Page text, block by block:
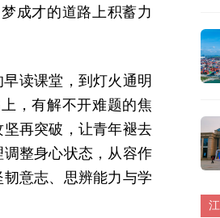
成才的道路上积蓄力
读课堂，到灯火通明
，有解不开难题的焦
再突破，让青年褪去
整身心状态，从容作
意志、思辨能力与学